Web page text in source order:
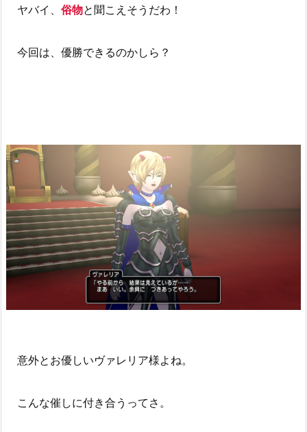
ヤバイ、 俗物と聞こえそうだわ！
今回は、優勝できるのかしら？
意外とお優しいヴァレリア様よね。
こんな催しに付き合うってさ。